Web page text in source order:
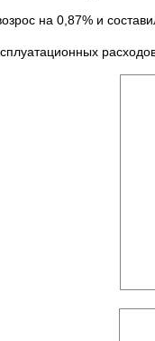
на 0,87% и